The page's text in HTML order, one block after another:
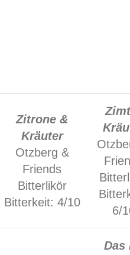
Zitrone &
Kräuter
Otzberg &
Friends
Bitterlikör
Bitterkeit: 4/10
6/
Das